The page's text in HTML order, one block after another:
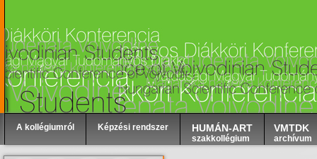
A kollégiumról Képzési rendszer HUMÁN-ART
szakkollégium
VMTDK
archívum